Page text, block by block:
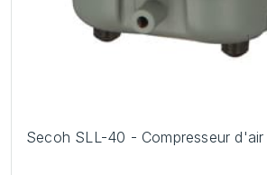
Secoh SLL-40 - Compresseur d'air